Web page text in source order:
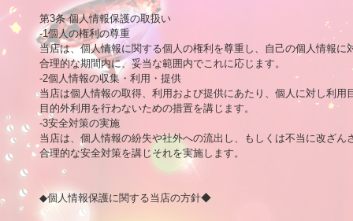
第3条 個人情報保護の取扱い
-1個人の権利の尊重
当店は、個人情報に関する個人の権利を尊重し、自己の個人情報
合理的な期間内に、妥当な範囲内でこれに応じます。
-2個人情報の収集・利用・提供
当店は個人情報の取得、利用および提供にあたり、個人に対し利
目的外利用を行わないための措置を講じます。
-3安全対策の実施
当店は、個人情報の紛失や社外への流出し、もしくは不当に改ざ
合理的な安全対策を講じそれを実施します。
◆個人情報保護に関する当店の方針◆